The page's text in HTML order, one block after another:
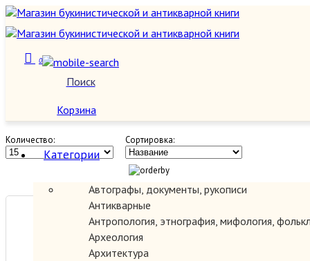
Поиск
0
Корзина
Категории
Автографы, документы, рукописи
Антикварные
Антропология, этнография, мифология,
Археология
Архитектура
Детская литература
Количество: Сортировка:
Айна.